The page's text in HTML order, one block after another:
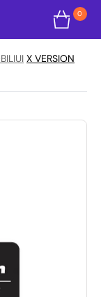
0
X VERSION